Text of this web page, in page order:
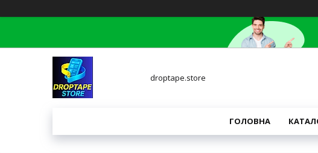
droptape.store
ГОЛОВНА